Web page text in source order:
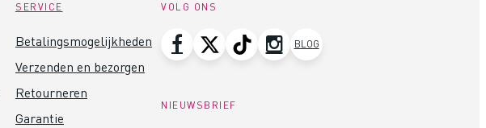
SERVICE
Betalingsmogelijkheden
Verzenden en bezorgen
Retourneren
Garantie
VOLG ONS
BLOG
NIEUWSBRIEF